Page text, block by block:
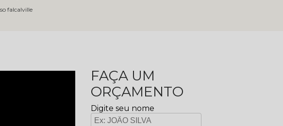
falcalville
FAÇA UM
ORÇAMENTO
Digite seu nome